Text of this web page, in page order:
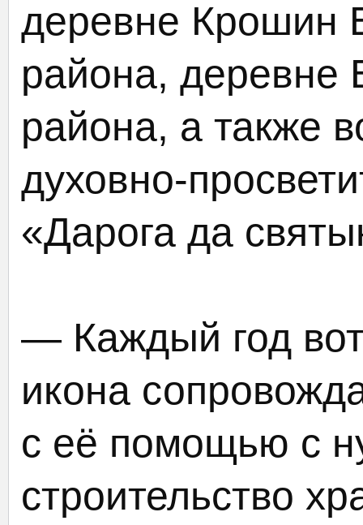
деревне Крошин
района, деревне
района, а также
духовно-
«Дарога да
— Каждый год
икона
с её помощью с
строительство